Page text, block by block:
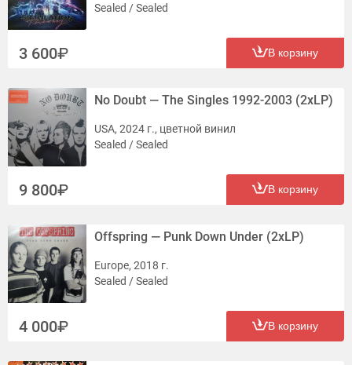
Sealed / Sealed
3 600 В корзину
No Doubt — The Singles 1992-2003 (2xLP)
USA, 2024 г., цветной винил
Sealed / Sealed
9 800 В корзину
Offspring — Punk Down Under (2xLP)
Europe, 2018 г.
Sealed / Sealed
4 000 В корзину